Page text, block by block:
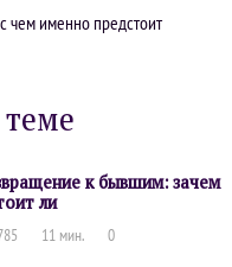
чем именно предстоит
к бывшим: зачем
ли
11 мин. 0